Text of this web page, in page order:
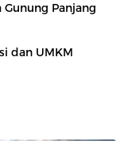
Panjang
dan UMKM